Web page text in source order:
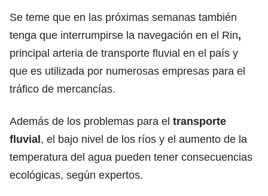
Se teme que en las próximas semanas también
tenga que interrumpirse la navegación en el Rin,
principal arteria de transporte fluvial en el país y
que es utilizada por numerosas empresas para el
tráfico de mercancías.
Además de los problemas para el transporte
fluvial, el bajo nivel de los ríos y el aumento de la
temperatura del agua pueden tener consecuencias
ecológicas, según expertos.